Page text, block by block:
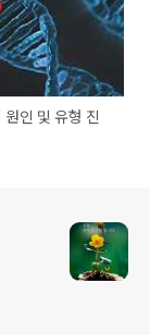
인 및 유형 진